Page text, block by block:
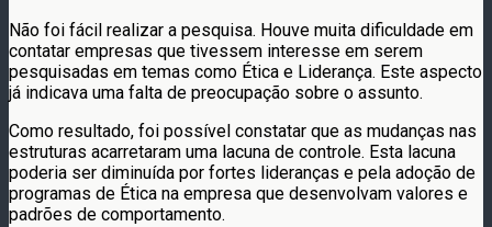
Não foi fácil realizar a pesquisa. Houve muita dificuldade em
contatar empresas que tivessem interesse em serem
pesquisadas em temas como Ética e Liderança. Este aspecto
já indicava uma falta de preocupação sobre o assunto.
Como resultado, foi possível constatar que as mudanças nas
estruturas acarretaram uma lacuna de controle. Esta lacuna
poderia ser diminuída por fortes lideranças e pela adoção de
programas de Ética na empresa que desenvolvam valores e
padrões de comportamento.